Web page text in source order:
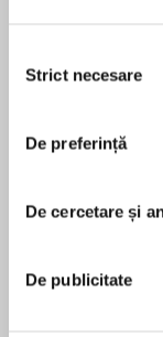
consimțământului
Strict necesare
De preferință
De cercetare și
De publicitate
members of
—sacrifice
with a covert
and even go
found there.
În acest
Laura Kaye
Laura Kayeis
bestselling